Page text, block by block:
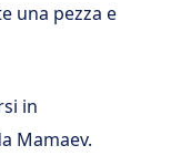
una pezza e
in
Mamaev.